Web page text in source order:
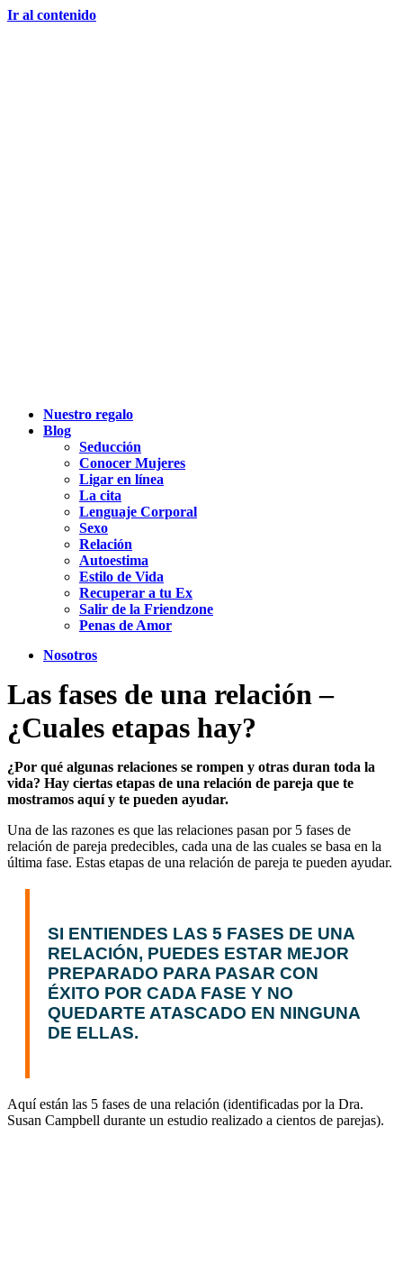
Ir al contenido
Nuestro regalo
Blog
Seducción
Conocer Mujeres
Ligar en línea
La cita
Lenguaje Corporal
Sexo
Relación
Autoestima
Estilo de Vida
Recuperar a tu Ex
Salir de la Friendzone
Penas de Amor
Nosotros
Las fases de una relación –
¿Cuales etapas hay?
¿Por qué algunas relaciones se rompen y otras duran toda la
vida? Hay ciertas etapas de una relación de pareja que te
mostramos aquí y te pueden ayudar.
Una de las razones es que las relaciones pasan por 5 fases de
relación de pareja predecibles, cada una de las cuales se basa en la
última fase. Estas etapas de una relación de pareja te pueden ayudar.
SI ENTIENDES LAS 5 FASES DE UNA
RELACIÓN, PUEDES ESTAR MEJOR
PREPARADO PARA PASAR CON
ÉXITO POR CADA FASE Y NO
QUEDARTE ATASCADO EN NINGUNA
DE ELLAS.
Aquí están las 5 fases de una relación (identificadas por la Dra.
Susan Campbell durante un estudio realizado a cientos de parejas).